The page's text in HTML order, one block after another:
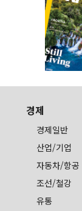
경제
경제일반
산업/기업
자동차/항공
조선/철강
유통